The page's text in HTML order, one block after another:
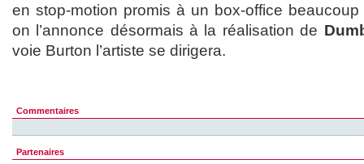
en stop-motion promis à un box-office beaucoup
on l’annonce désormais à la réalisation de
voie Burton l’artiste se dirigera.
Commentaires
Partenaires